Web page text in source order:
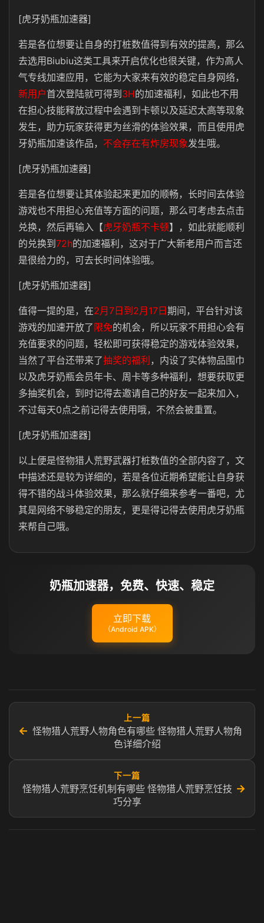
[虎牙奶瓶加速器]
若是各位想要让自身的打桩数值得到有效的提高，那么
去选用Biubiu这类工具来开启优化也很关键，作为高人
气专线加速应用，它能为大家来有效的稳定自身网络，
新用户首次登陆就可得到 3H的加速福利，如此也不用
在担心技能释放过程中会遇到卡顿以及延迟太高等现象
发生，助力玩家获得更为丝滑的体验效果，而且使用虎
牙奶瓶加速该作品， 不会存在有炸房现象发生哦。
[虎牙奶瓶加速器]
若是各位想要让其体验起来更加的顺畅，长时间去体验
游戏也不用担心充值等方面的问题，那么可考虑去点击
兑换，然后再输入【虎牙奶瓶不卡顿】，如此就能顺利
的兑换到 72h的加速福利，这对于广大新老用户而言还
是很给力的，可去长时间体验哦。
[虎牙奶瓶加速器]
值得一提的是，在2月7日到2月17日 期间，平台针对该
游戏的加速开放了 限免的机会，所以玩家不用担心会有
充值要求的问题，轻松即可获得稳定的游戏体验效果，
当然了平台还带来了抽奖的福利 ，内设了实体物品围巾
以及虎牙奶瓶会员年卡、周卡等多种福利，想要获取更
多抽奖机会，到时记得去邀请自己的好友一起来加入，
不过每天0点之前记得去使用哦，不然会被重置。
[虎牙奶瓶加速器]
以上便是怪物猎人荒野武器打桩数值的全部内容了，文
中描述还是较为详细的，若是各位近期希望能让自身获
得不错的战斗体验效果，那么就仔细来参考一番吧，尤
其是网络不够稳定的朋友，更是得记得去使用虎牙奶瓶
来帮自己哦。
奶瓶加速器，免费、快速、稳定
立即下载
（Android APK）
←
上一篇
怪物猎人荒野人物角色有哪些 怪物猎人荒野人物角
色详细介绍
下一篇
怪物猎人荒野烹饪机制有哪些 怪物猎人荒野烹饪技
巧分享
→